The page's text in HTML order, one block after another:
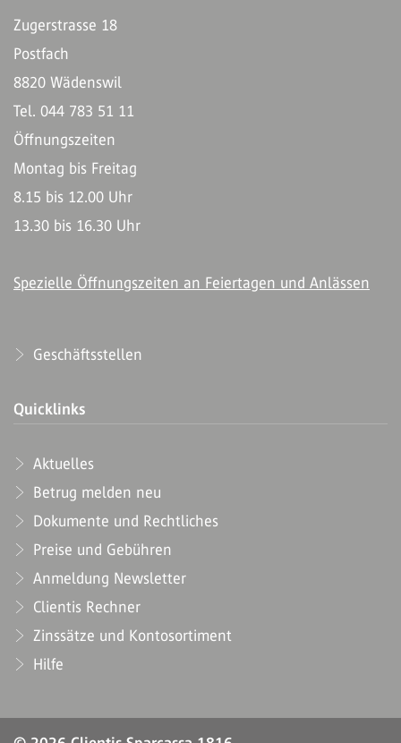
Zugerstrasse 18
Postfach
8820 Wädenswil
Tel. 044 783 51 11
Öffnungszeiten
Montag bis Freitag
8.15 bis 12.00 Uhr
13.30 bis 16.30 Uhr
Spezielle Öffnungszeiten an Feiertagen und Anlässen
Geschäftsstellen
Quicklinks
Aktuelles
Betrug melden neu
Dokumente und Rechtliches
Preise und Gebühren
Anmeldung Newsletter
Clientis Rechner
Zinssätze und Kontosortiment
Hilfe